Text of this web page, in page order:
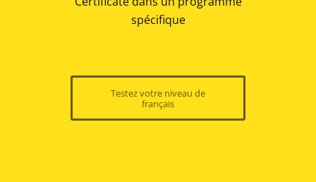
spécifique
Testez votre niveau de
français